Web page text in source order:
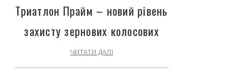
Триатлон Прайм – новий рівень
захисту зернових колосових
ЧИТАТИ ДАЛІ